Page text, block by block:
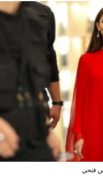
فتحي